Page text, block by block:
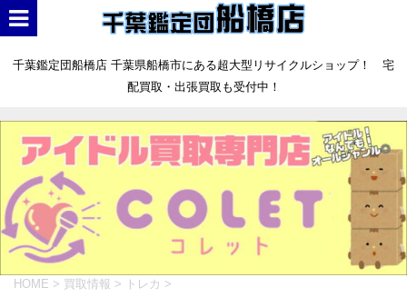
千葉鑑定団船橋店 千葉県船橋市にある超大型リサイクルショップ！ 宅
配買取・出張買取も受付中！
HOME > 買取情報 > トレカ >